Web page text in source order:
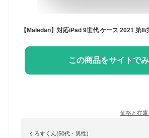
この商品をサイトで
価格と在庫
くろすくん(50代・男性)